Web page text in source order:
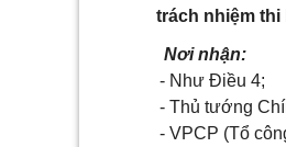
trách nhiệm thi
Nơi nhận:
- Như Điều 4;
- Thủ tướng
- VPCP (Tổ